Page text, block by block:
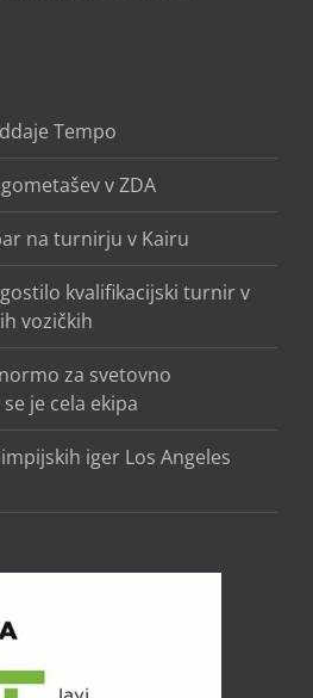
Tempo
v ZDA
na turnirju v Kairu
kvalifikacijski turnir v
vozičkih
za svetovno
je cela ekipa
iger Los Angeles